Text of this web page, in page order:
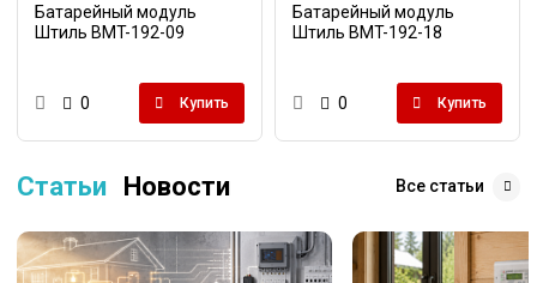
Батарейный модуль
Штиль BMT-192-09
0 Купить
Батарейный модуль
Штиль BMT-192-18
0 Купить
Статьи Новости Все статьи